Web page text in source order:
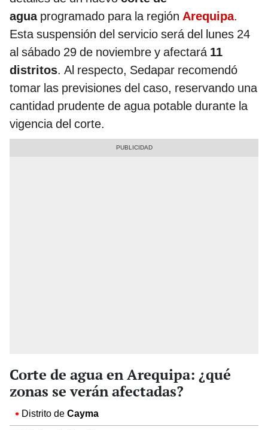
aguaprogramado para la región Arequipa.
Esta suspensión del servicio será del lunes 24
al sábado 29 de noviembre y afectará11
distritos. Al respecto, Sedapar recomendó
tomar las previsiones del caso, reservando una
cantidad prudente de agua potable durante la
vigencia del corte.
Corte de agua en Arequipa: ¿qué
zonas se verán afectadas?
Distrito de Cayma